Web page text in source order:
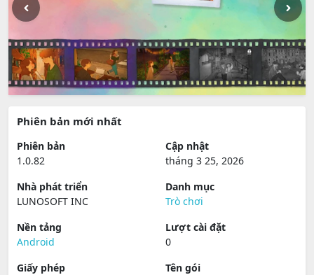
Phiên bản mới nhất
Phiên bản
1.0.82
Cập nhật
tháng 3 25, 2026
Nhà phát triển
LUNOSOFT INC
Danh mục
Trò chơi
Nền tảng
Android
Lượt cài đặt
0
Giấy phép
Tên gói